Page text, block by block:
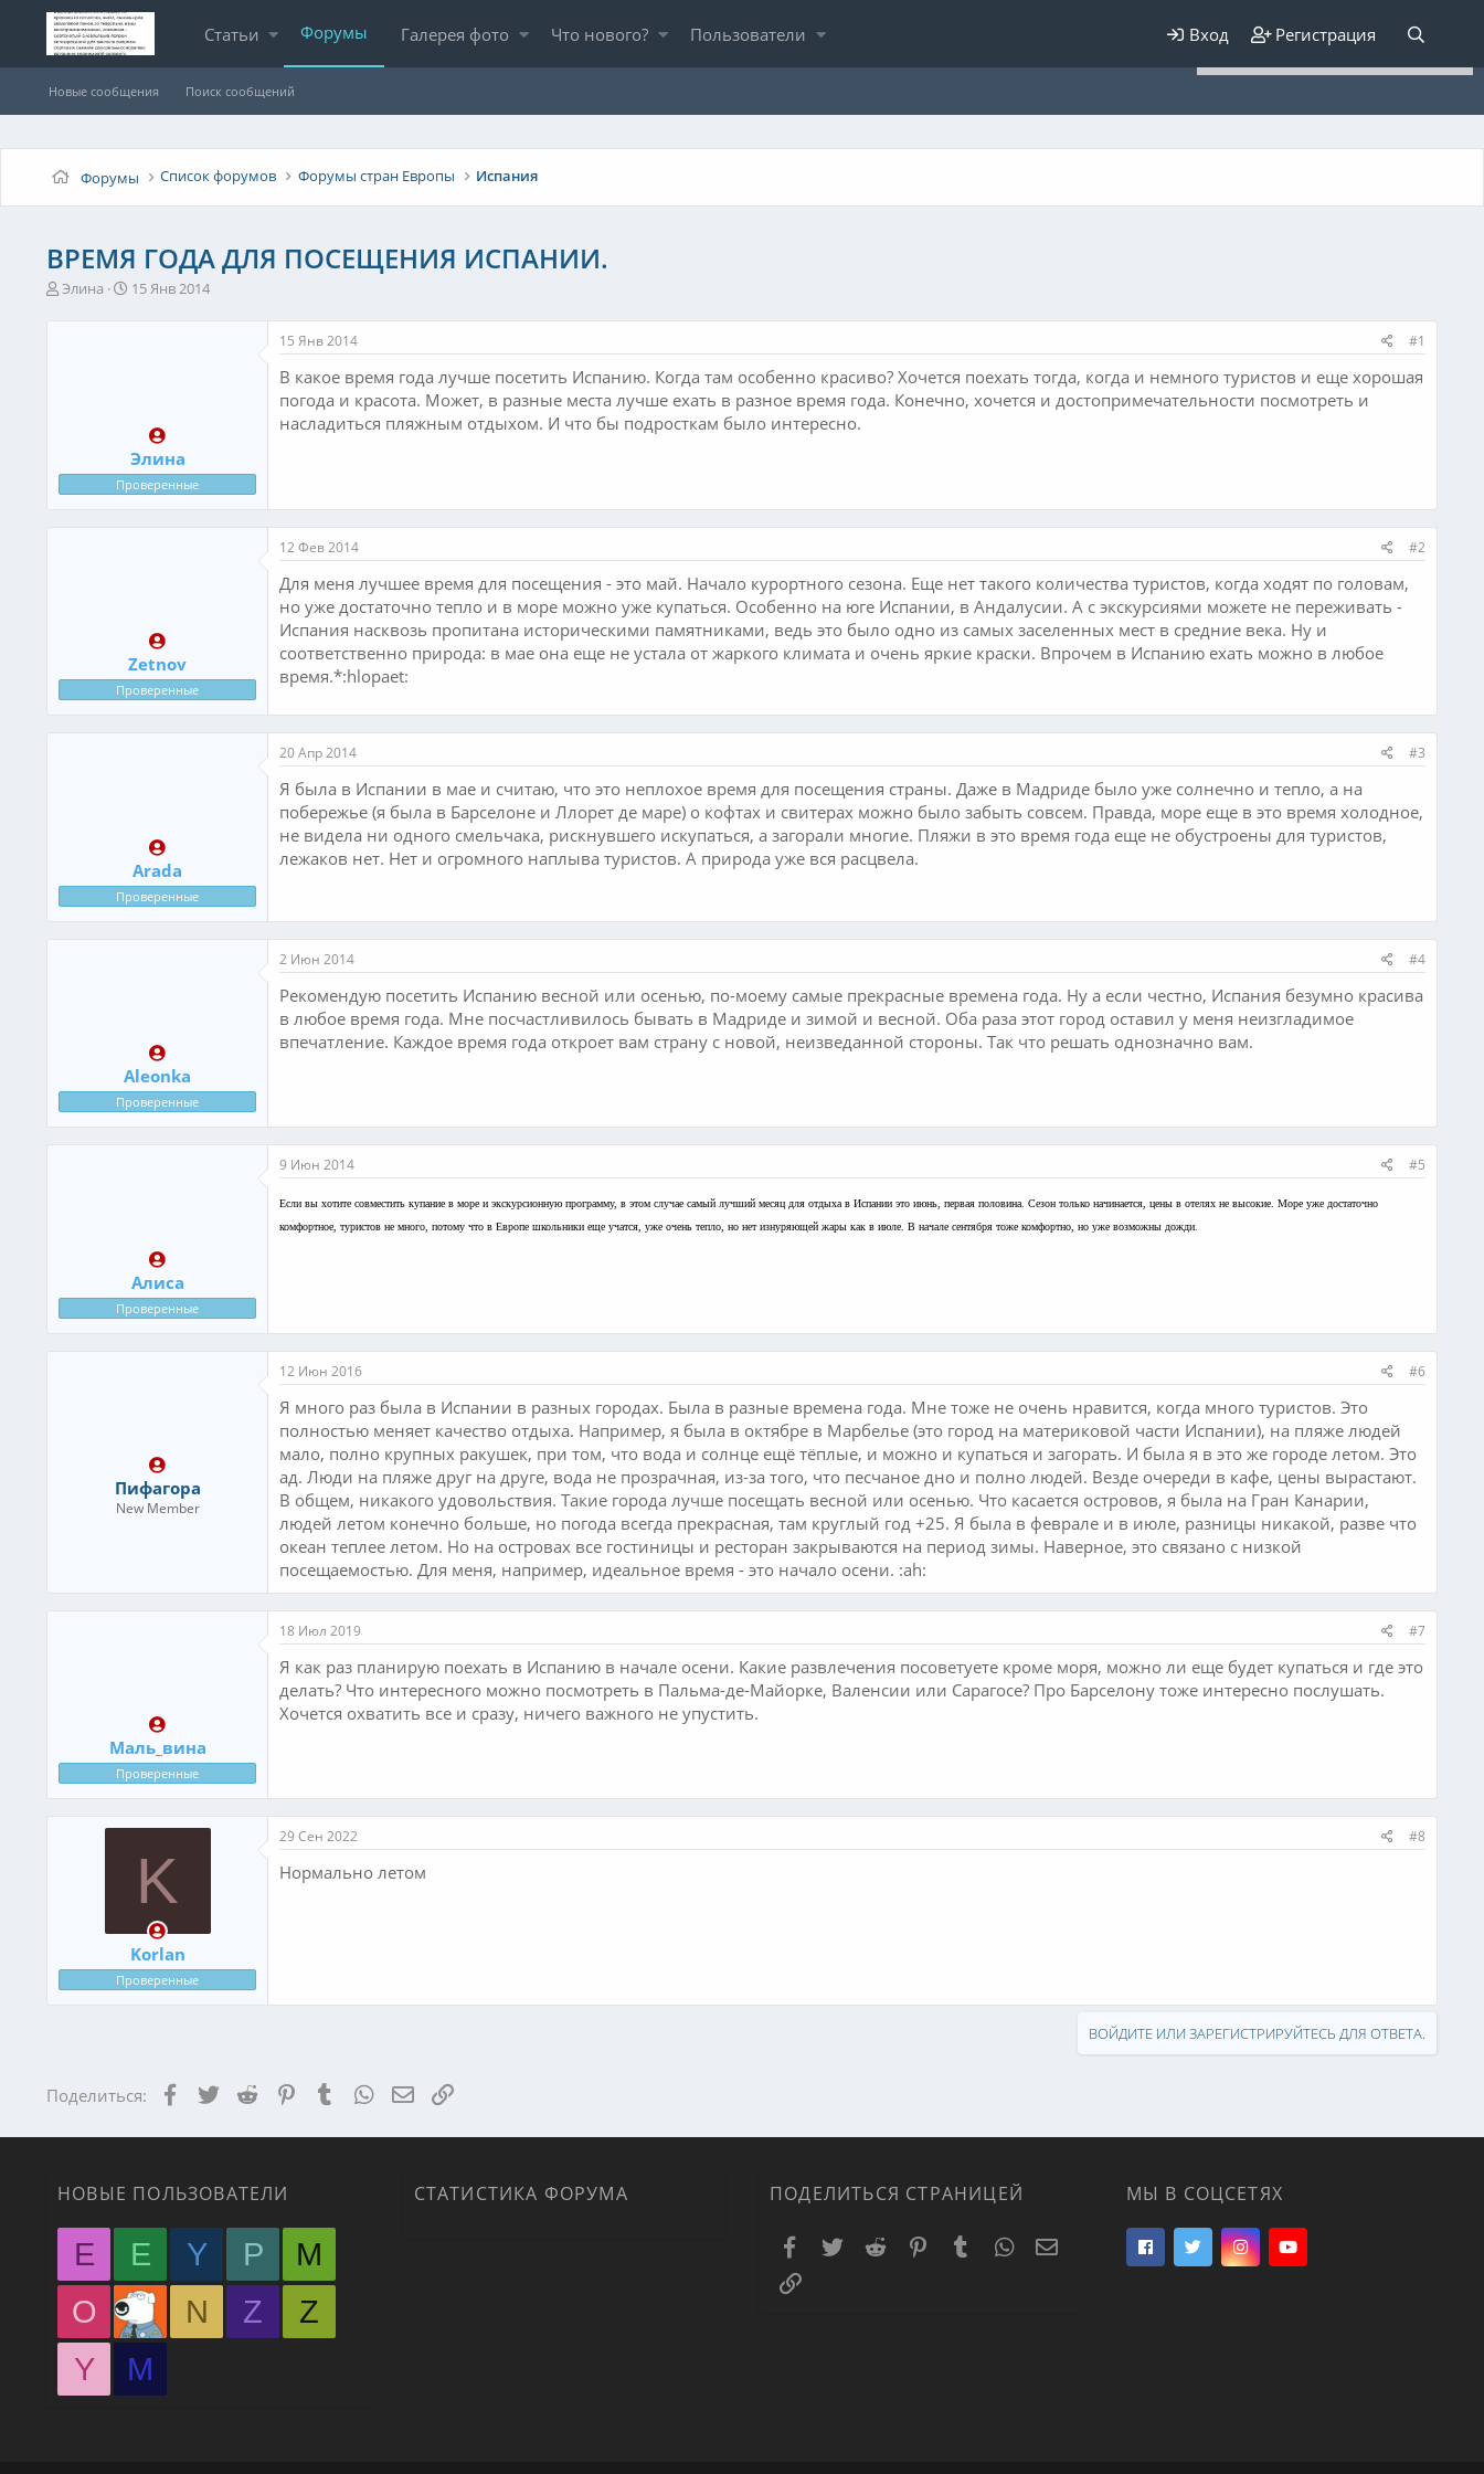
Статьи Форумы Галерея фото Что нового? Пользователи Вход Регистрация
Новые сообщения Поиск сообщений
Форумы Список форумов Форумы стран Европы Испания
ВРЕМЯ ГОДА ДЛЯ ПОСЕЩЕНИЯ ИСПАНИИ.
А
т
Элина
Д
т
а
15 Янв 2014
Элина
Проверенные
15 Янв 2014 #1
В какое время года лучше посетить Испанию. Когда там особенно красиво? Хочется поехать тогда, когда и немного туристов и еще хорошая
погода и красота. Может, в разные места лучше ехать в разное время года. Конечно, хочется и достопримечательности посмотреть и
насладиться пляжным отдыхом. И что бы подросткам было интересно.
Zetnov
Проверенные
12 Фев 2014 #2
Для меня лучшее время для посещения - это май. Начало курортного сезона. Еще нет такого количества туристов, когда ходят по головам,
но уже достаточно тепло и в море можно уже купаться. Особенно на юге Испании, в Андалусии. А с экскурсиями можете не переживать -
Испания насквозь пропитана историческими памятниками, ведь это было одно из самых заселенных мест в средние века. Ну и
соответственно природа: в мае она еще не устала от жаркого климата и очень яркие краски. Впрочем в Испанию ехать можно в любое
время.*:hlopaet:
Arada
Проверенные
20 Апр 2014 #3
Я была в Испании в мае и считаю, что это неплохое время для посещения страны. Даже в Мадриде было уже солнечно и тепло, а на
побережье (я была в Барселоне и Ллорет де маре) о кофтах и свитерах можно было забыть совсем. Правда, море еще в это время холодное,
не видела ни одного смельчака, рискнувшего искупаться, а загорали многие. Пляжи в это время года еще не обустроены для туристов,
лежаков нет. Нет и огромного наплыва туристов. А природа уже вся расцвела.
Aleonka
Проверенные
2 Июн 2014 #4
Рекомендую посетить Испанию весной или осенью, по-моему самые прекрасные времена года. Ну а если честно, Испания безумно красива
в любое время года. Мне посчастливилось бывать в Мадриде и зимой и весной. Оба раза этот город оставил у меня неизгладимое
впечатление. Каждое время года откроет вам страну с новой, неизведанной стороны. Так что решать однозначно вам.
Алиса
Проверенные
9 Июн 2014 #5
Если вы хотите совместить купание в море и экскурсионную программу, в этом случае самый лучший месяц для отдыха в Испании это июнь, первая половина. Сезон только начинается, цены в отелях не высокие. Море уже достаточно
комфортное, туристов не много, потому что в Европе школьники еще учатся, уже очень тепло, но нет изнуряющей жары как в июле. В начале сентября тоже комфортно, но уже возможны дожди.
Пифагора
New Member
12 Июн 2016 #6
Я много раз была в Испании в разных городах. Была в разные времена года. Мне тоже не очень нравится, когда много туристов. Это
полностью меняет качество отдыха. Например, я была в октябре в Марбелье (это город на материковой части Испании), на пляже людей
мало, полно крупных ракушек, при том, что вода и солнце ещё тёплые, и можно и купаться и загорать. И была я в это же городе летом. Это
ад. Люди на пляже друг на друге, вода не прозрачная, из-за того, что песчаное дно и полно людей. Везде очереди в кафе, цены вырастают.
В общем, никакого удовольствия. Такие города лучше посещать весной или осенью. Что касается островов, я была на Гран Канарии,
людей летом конечно больше, но погода всегда прекрасная, там круглый год +25. Я была в феврале и в июле, разницы никакой, разве что
океан теплее летом. Но на островах все гостиницы и ресторан закрываются на период зимы. Наверное, это связано с низкой
посещаемостью. Для меня, например, идеальное время - это начало осени. :ah:
Маль_вина
Проверенные
18 Июл 2019 #7
Я как раз планирую поехать в Испанию в начале осени. Какие развлечения посоветуете кроме моря, можно ли еще будет купаться и где это
делать? Что интересного можно посмотреть в Пальма-де-Майорке, Валенсии или Сарагосе? Про Барселону тоже интересно послушать.
Хочется охватить все и сразу, ничего важного не упустить.
K
Korlan
Проверенные
29 Сен 2022 #8
Нормально летом
ВОЙДИТЕ ИЛИ ЗАРЕГИСТРИРУЙТЕСЬ ДЛЯ ОТВЕТА.
Поделиться: Facebook
TwitterReddit PinterestTumblr WhatsApp
Электронная почта
Ссылка
НОВЫЕ ПОЛЬЗОВАТЕЛИ
E E Y P
M
O
N Z
Z
Y
М
СТАТИСТИКА ФОРУМА ПОДЕЛИТЬСЯ СТРАНИЦЕЙ
Facebook
TwitterReddit PinterestTumblrWhatsAppЭлектронная почта
Ссылка
МЫ В СОЦСЕТЯХ
Для любых предложений по